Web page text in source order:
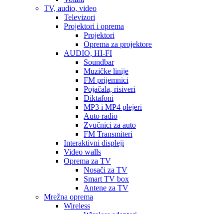
TV, audio, video
Televizori
Projektori i oprema
Projektori
Oprema za projektore
AUDIO, HI-FI
Soundbar
Muzičke linije
FM prijemnici
Pojačala, risiveri
Diktafoni
MP3 i MP4 plejeri
Auto radio
Zvučnici za auto
FM Transmiteri
Interaktivni displeji
Video walls
Oprema za TV
Nosači za TV
Smart TV box
Antene za TV
Mrežna oprema
Wireless